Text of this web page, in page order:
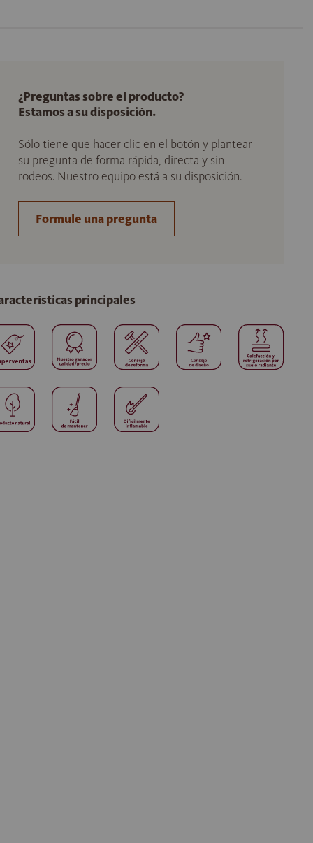
¿Preguntas sobre el producto?
Estamos a su disposición.
Sólo tiene que hacer clic en el botón y plantear
su pregunta de forma rápida, directa y sin
rodeos. Nuestro equipo está a su disposición.
Formule una pregunta
principales